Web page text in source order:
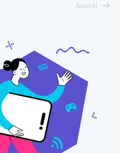
Avanti